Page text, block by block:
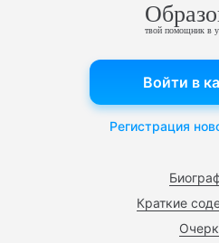
твой помощник в
Краткие
Войти в
Регистрация